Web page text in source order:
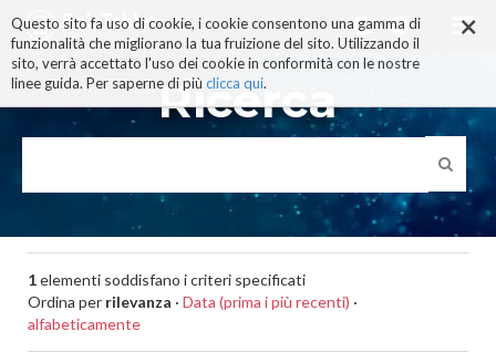
×
Questo sito fa uso di cookie, i cookie consentono una gamma di
funzionalità che migliorano la tua fruizione del sito. Utilizzando il
sito, verrà accettato l'uso dei cookie in conformità con le nostre
linee guida. Per saperne di più clicca qui.
ai
contenuti.
|
alla
navigazione
Ricerca
1elementi soddisfano i criteri specificati
Ordina per rilevanza · Data (prima i più recenti) ·
alfabeticamente